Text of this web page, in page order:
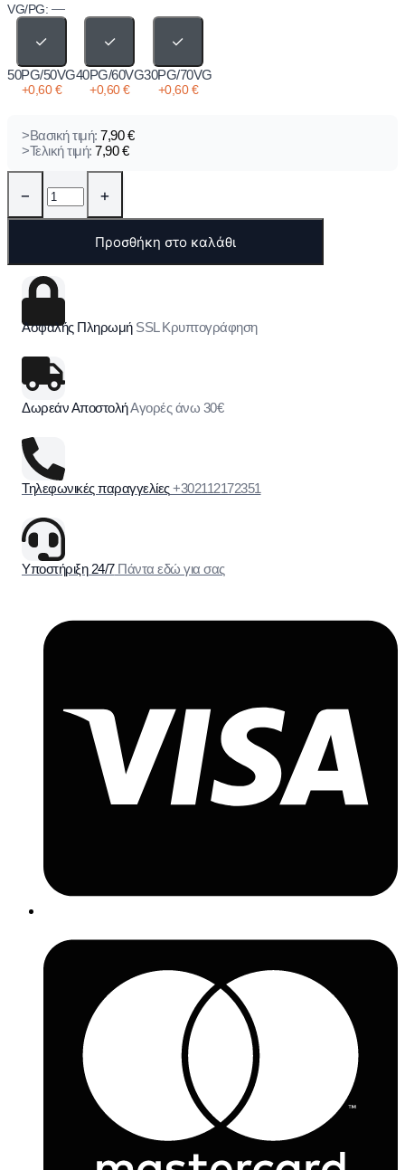
VG/PG: —
✓
50PG/50VG
+0,60€
✓
40PG/60VG
+0,60€
✓
30PG/70VG
+0,60€
>Βασική τιμή: 7,90€
>Τελική τιμή: 7,90€
− +
Προσθήκη στο καλάθι
Ασφαλής Πληρωμή SSL Κρυπτογράφηση
Δωρεάν ΑποστολήΑγορές άνω 30€
Τηλεφωνικές παραγγελίες +302112172351
Υποστήριξη 24/7 Πάντα εδώ για σας